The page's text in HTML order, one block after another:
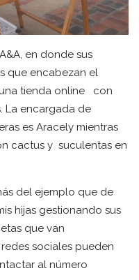
en donde sus
que encabezan el
tienda online con
La encargada de
es Aracely mientras
cactus y suculentas en
del ejemplo que de
hijas gestionando sus
que van
sociales pueden
al número